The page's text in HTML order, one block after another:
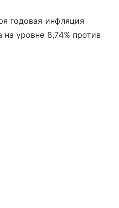
годовая инфляция
уровне 8,74% против